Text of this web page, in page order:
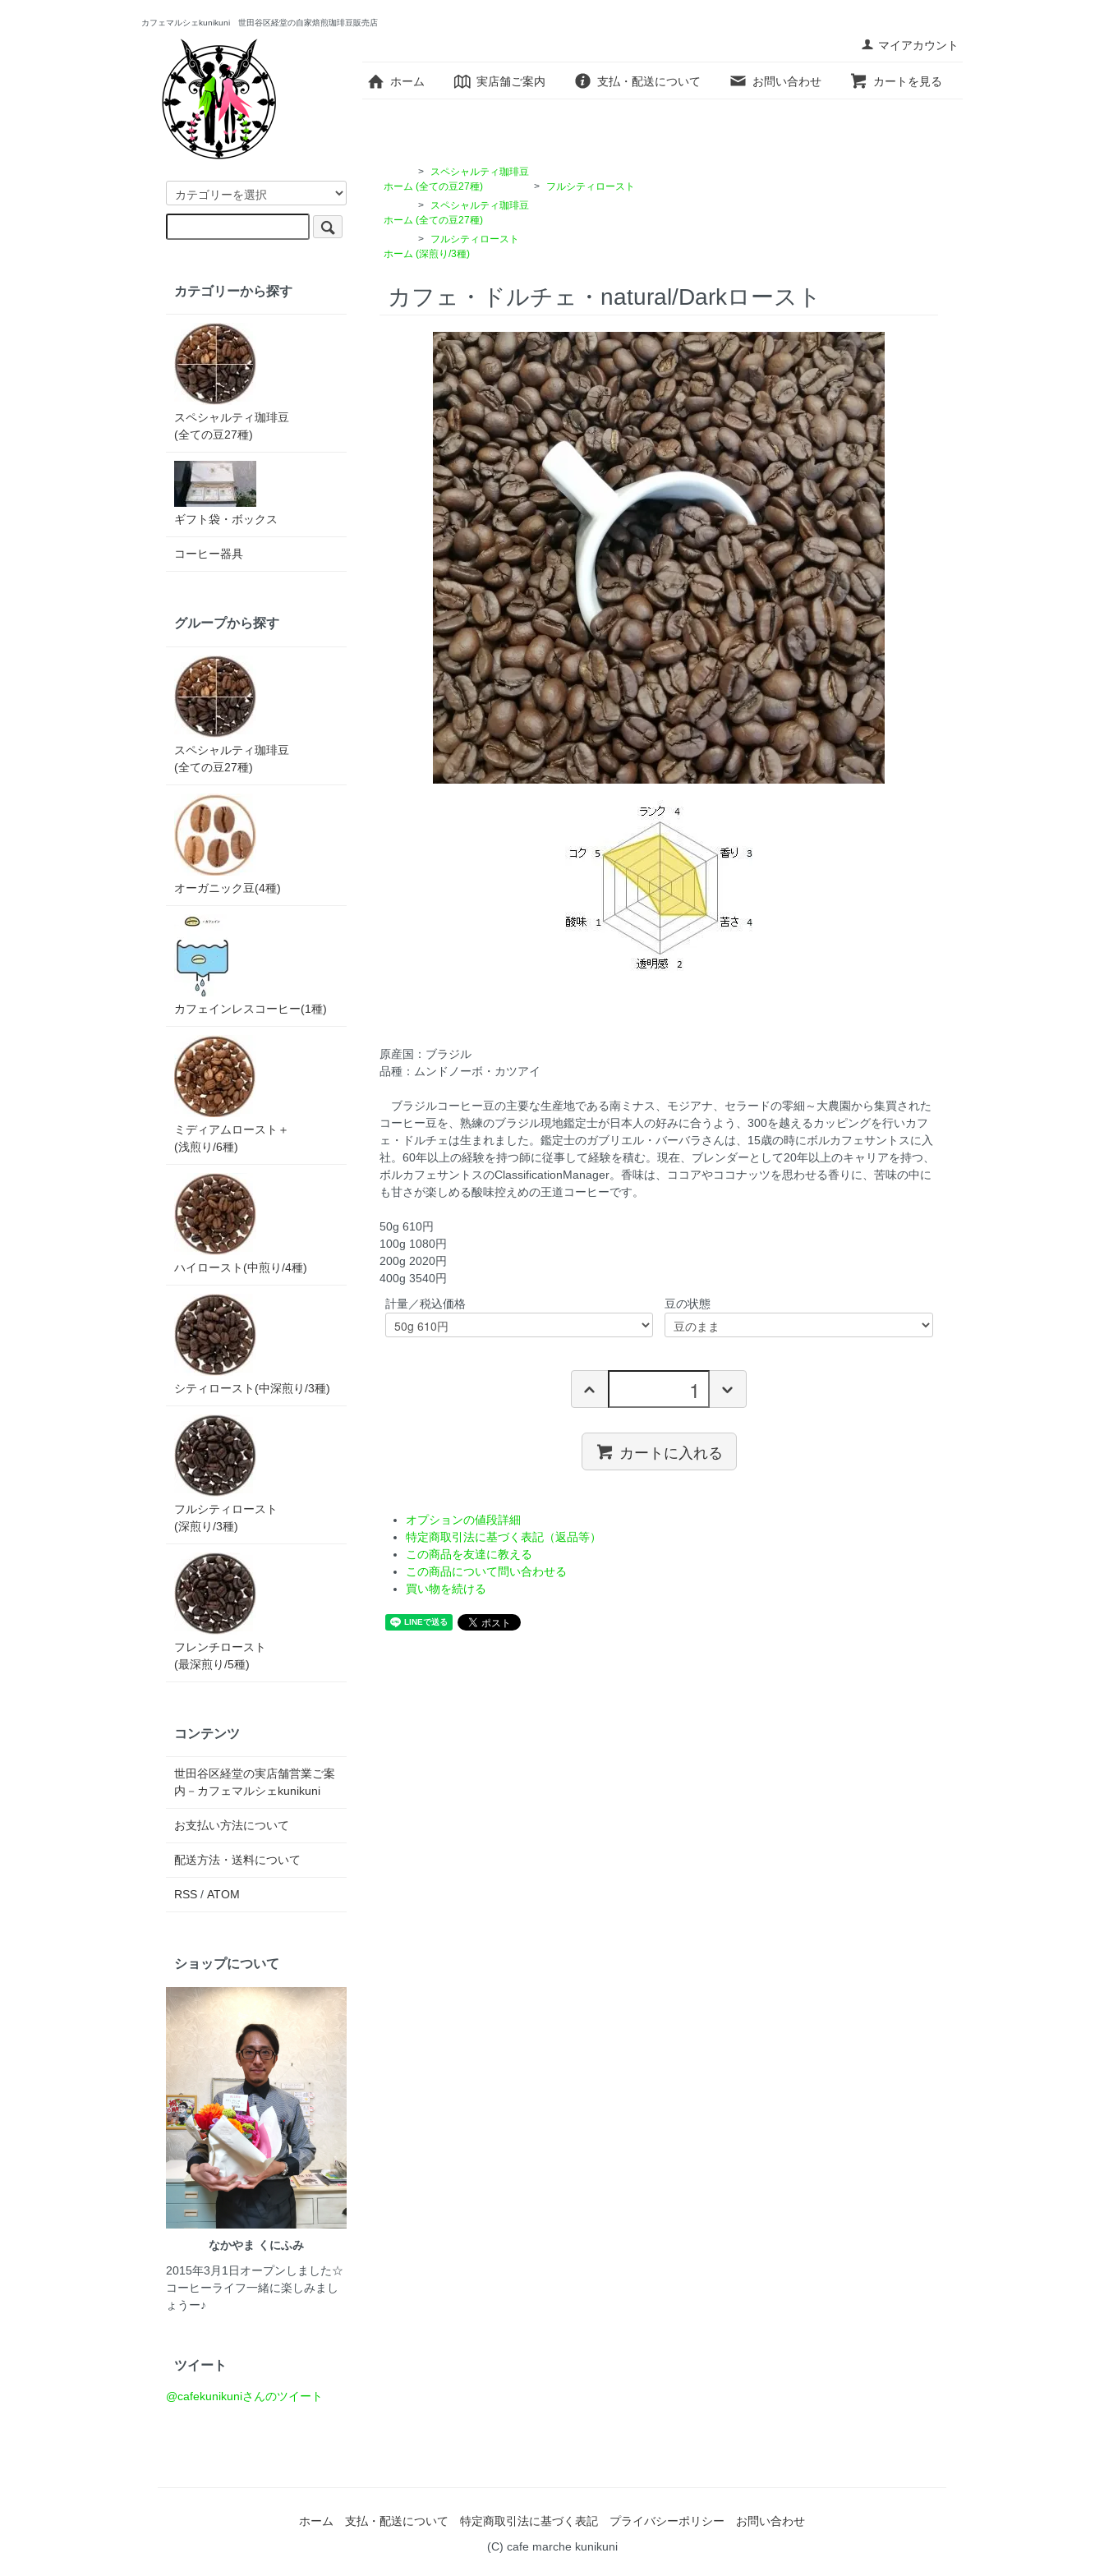
カフェマルシェkunikuni 世田谷区経堂の自家焙煎珈琲豆販売店
マイアカウント
ホーム 実店舗ご案内 支払・配送について お問い合わせ カートを見る
ホーム
>
スペシャルティ珈琲豆
(全ての豆27種)
> フルシティロースト
ホーム
>
スペシャルティ珈琲豆
(全ての豆27種)
ホーム
>
フルシティロースト
(深煎り/3種)
カフェ・ドルチェ・natural/Darkロースト
原産国：ブラジル
品種：ムンドノーボ・カツアイ
ブラジルコーヒー豆の主要な生産地である南ミナス、モジアナ、セラードの零細～大農園から集買された
コーヒー豆を、熟練のブラジル現地鑑定士が日本人の好みに合うよう、300を越えるカッピングを行いカフ
ェ・ドルチェは生まれました。鑑定士のガブリエル・バーバラさんは、15歳の時にボルカフェサントスに入
社。60年以上の経験を持つ師に従事して経験を積む。現在、ブレンダーとして20年以上のキャリアを持つ、
ボルカフェサントスのClassificationManager。香味は、ココアやココナッツを思わせる香りに、苦味の中に
も甘さが楽しめる酸味控えめの王道コーヒーです。
50g 610円
100g 1080円
200g 2020円
400g 3540円
計量／税込価格
豆の状態
カートに入れる
オプションの値段詳細
特定商取引法に基づく表記（返品等）
この商品を友達に教える
この商品について問い合わせる
買い物を続ける
カテゴリーから探す
スペシャルティ珈琲豆
(全ての豆27種)
ギフト袋・ボックス
コーヒー器具
グループから探す
スペシャルティ珈琲豆
(全ての豆27種)
オーガニック豆(4種)
カフェインレスコーヒー(1種)
ミディアムロースト＋
(浅煎り/6種)
ハイロースト(中煎り/4種)
シティロースト(中深煎り/3種)
フルシティロースト
(深煎り/3種)
フレンチロースト
(最深煎り/5種)
コンテンツ
世田谷区経堂の実店舗営業ご案
内－カフェマルシェkunikuni
お支払い方法について
配送方法・送料について
RSS/ ATOM
ショップについて
なかやま くにふみ
2015年3月1日オープンしました☆
コーヒーライフ一緒に楽しみまし
ょうー♪
ツイート
@cafekunikuniさんのツイート
ホーム 支払・配送について 特定商取引法に基づく表記 プライバシーポリシー
お問い合わせ
(C) cafe marche kunikuni